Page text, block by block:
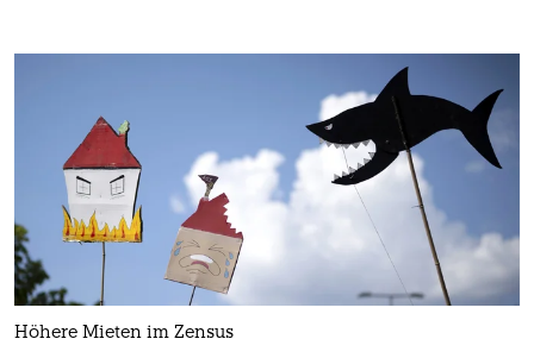
Höhere Mieten im Zensus